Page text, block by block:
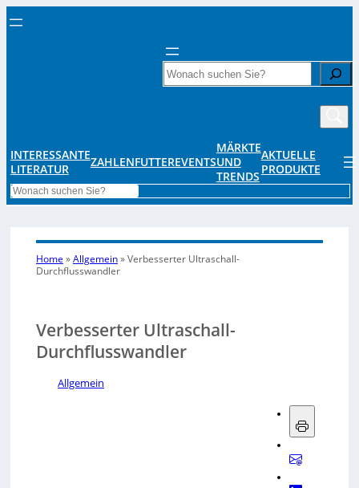
Search
INTERESSANTE
LITERATUR
ZAHLENFUTTEREVENTS
MÄRKTE
UND
TRENDS
AKTUELLE
PRODUKTE
Search
Home »Allgemein»Verbesserter Ultraschall-
Durchflusswandler
Verbesserter Ultraschall-
Durchflusswandler
Allgemein